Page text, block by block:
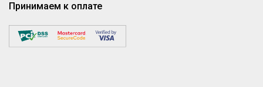
Принимаем к оплате